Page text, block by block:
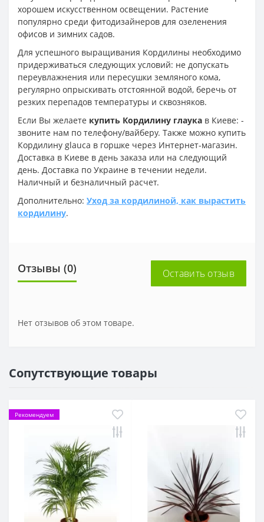
хорошем искусственном освещении. Растение
популярно среди фитодизайнеров для озеленения
офисов и зимних садов.
Для успешного выращивания Кордилины необходимо
придерживаться следующих условий: не допускать
переувлажнения или пересушки земляного кома,
регулярно опрыскивать отстоянной водой, беречь от
резких перепадов температуры и сквозняков.
Если Вы желаете купить Кордилину глаука в Киеве: -
звоните нам по телефону/вайберу. Также можно купить
Кордилину glauca в горшке через Интернет-магазин.
Доставка в Киеве в день заказа или на следующий
день. Доставка по Украине в течении недели.
Наличный и безналичный расчет.
Дополнительно: Уход за кордилиной, как вырастить
кордилину.
Отзывы (0) Оставить отзыв
Нет отзывов об этом товаре.
Сопутствующие товары
Рекомендуем